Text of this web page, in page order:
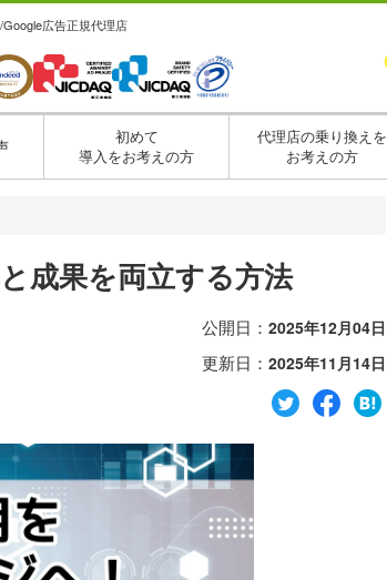
広告正規代理店
初めて
導入をお考えの方
代理店の乗り換えを
お考えの方
成果を両立する方法
公開日： 2025年12月04日
更新日： 2025年11月14日